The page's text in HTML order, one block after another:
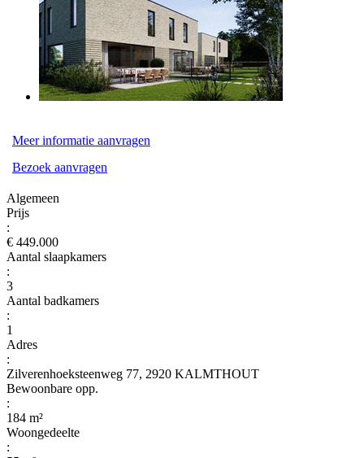
Meer informatie aanvragen
Bezoek aanvragen
Algemeen
Prijs
:
€ 449.000
Aantal slaapkamers
:
3
Aantal badkamers
:
1
Adres
:
Zilverenhoeksteenweg 77, 2920 KALMTHOUT
Bewoonbare opp.
:
184 m²
Woongedeelte
: